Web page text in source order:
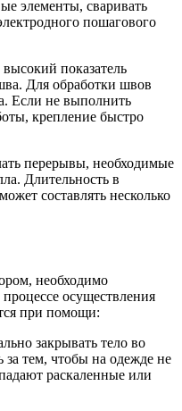
элементы, сваривать
пошагового
показатель
Для обработки швов
Если не выполнить
крепление быстро
перерывы, необходимые
Длительность в
составлять несколько
необходимо
осуществления
при помощи:
закрывать тело во
за тем, чтобы на одежде не
раскаленные или